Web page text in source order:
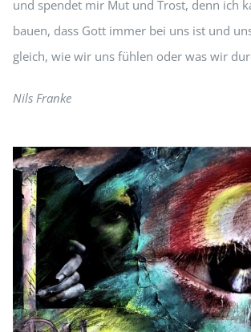
und spendet mir Mut und Trost, denn ich
bauen, dass Gott immer bei uns ist und
gleich, wie wir uns fühlen oder was wir
Nils Franke